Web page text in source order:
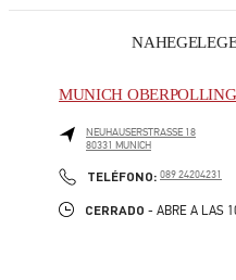
MUNICH
NEUHAUSERSTRASSE 18
80331 MUNICH
TELÉFONO: PHONE
089 24204231
CERRADO - ABRE A LAS